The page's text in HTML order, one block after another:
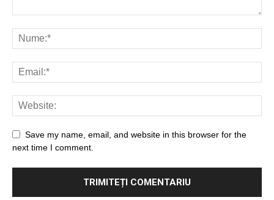
Save my name, email, and website in this browser for the
next time I comment.